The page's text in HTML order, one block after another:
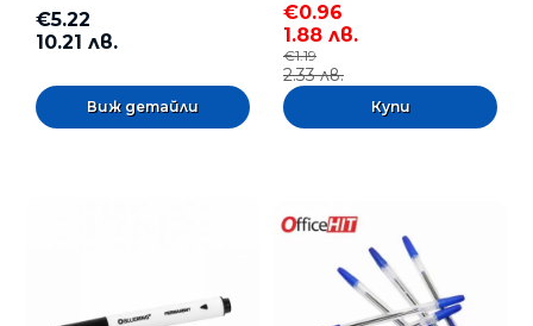
€5.22
10.21 лв.
Виж детайли
€0.96
1.88 лв.
€1.19
2.33 лв.